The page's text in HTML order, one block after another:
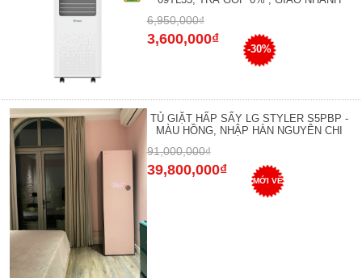
6,950,000₫
3,600,000₫
-30%
TỦ GIẶT HẤP SẤY LG STYLER S5PBP -
MÀU HỒNG, NHẬP HÀN NGUYÊN CHI
91,000,000₫
39,800,000₫
MỚI VỀ